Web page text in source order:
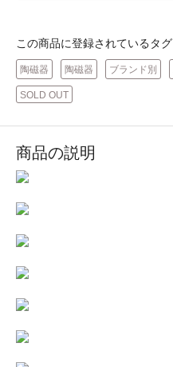
この商品に登録されているタグ
陶磁器 陶磁器 ブランド別
SOLD OUT
商品の説明